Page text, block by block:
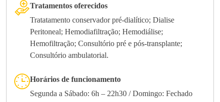
Tratamentos oferecidos
Tratatamento conservador pré-dialítico; Dialise
Peritoneal; Hemodiafiltração; Hemodiálise;
Hemofiltração; Consultório pré e pós-transplante;
Consultório ambulatorial.
Horários de funcionamento
Segunda a Sábado: 6h – 22h30 / Domingo: Fechado